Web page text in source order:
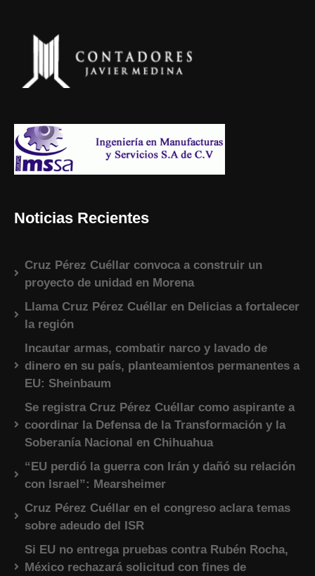
Noticias Recientes
Cruz Pérez Cuéllar convoca a construir un
proyecto de unidad en Morena
Llama Cruz Pérez Cuéllar en Delicias a fortalecer
la región
Incautar armas, combatir narco y lavado de
dinero en su país, planteamientos permanentes a
EU: Sheinbaum
Se registra Cruz Pérez Cuéllar como aspirante a
coordinar la Defensa de la Transformación y la
Soberanía Nacional en Chihuahua
“EU perdió la guerra con Irán y dañó su relación
con Israel”: Mearsheimer
Cruz Pérez Cuéllar en el congreso aclara temas
sobre adeudo del ISR
Si EU no entrega pruebas contra Rubén Rocha,
México rechazará solicitud con fines de